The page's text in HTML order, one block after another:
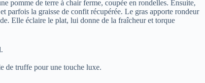
pomme de terre à chair ferme, coupée en rondelles. Ensuite,
parfois la graisse de confit récupérée. Le gras apporte rondeur
Elle éclaire le plat, lui donne de la fraîcheur et torque
de truffe pour une touche luxe.